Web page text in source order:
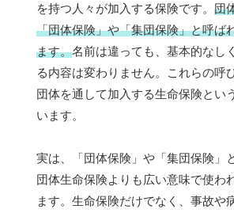
を持つ人々が加入する保険です。 団
「団体保険」や「集団保険」と呼ば
ます。名前は違っても、基本的なし
る内容は変わりません。これらの呼
団体を通して加入する生命保険とい
います。
実は、「団体保険」や「集団保険」
団体生命保険よりも広い意味で使わ
ます。生命保険だけでなく、事故や